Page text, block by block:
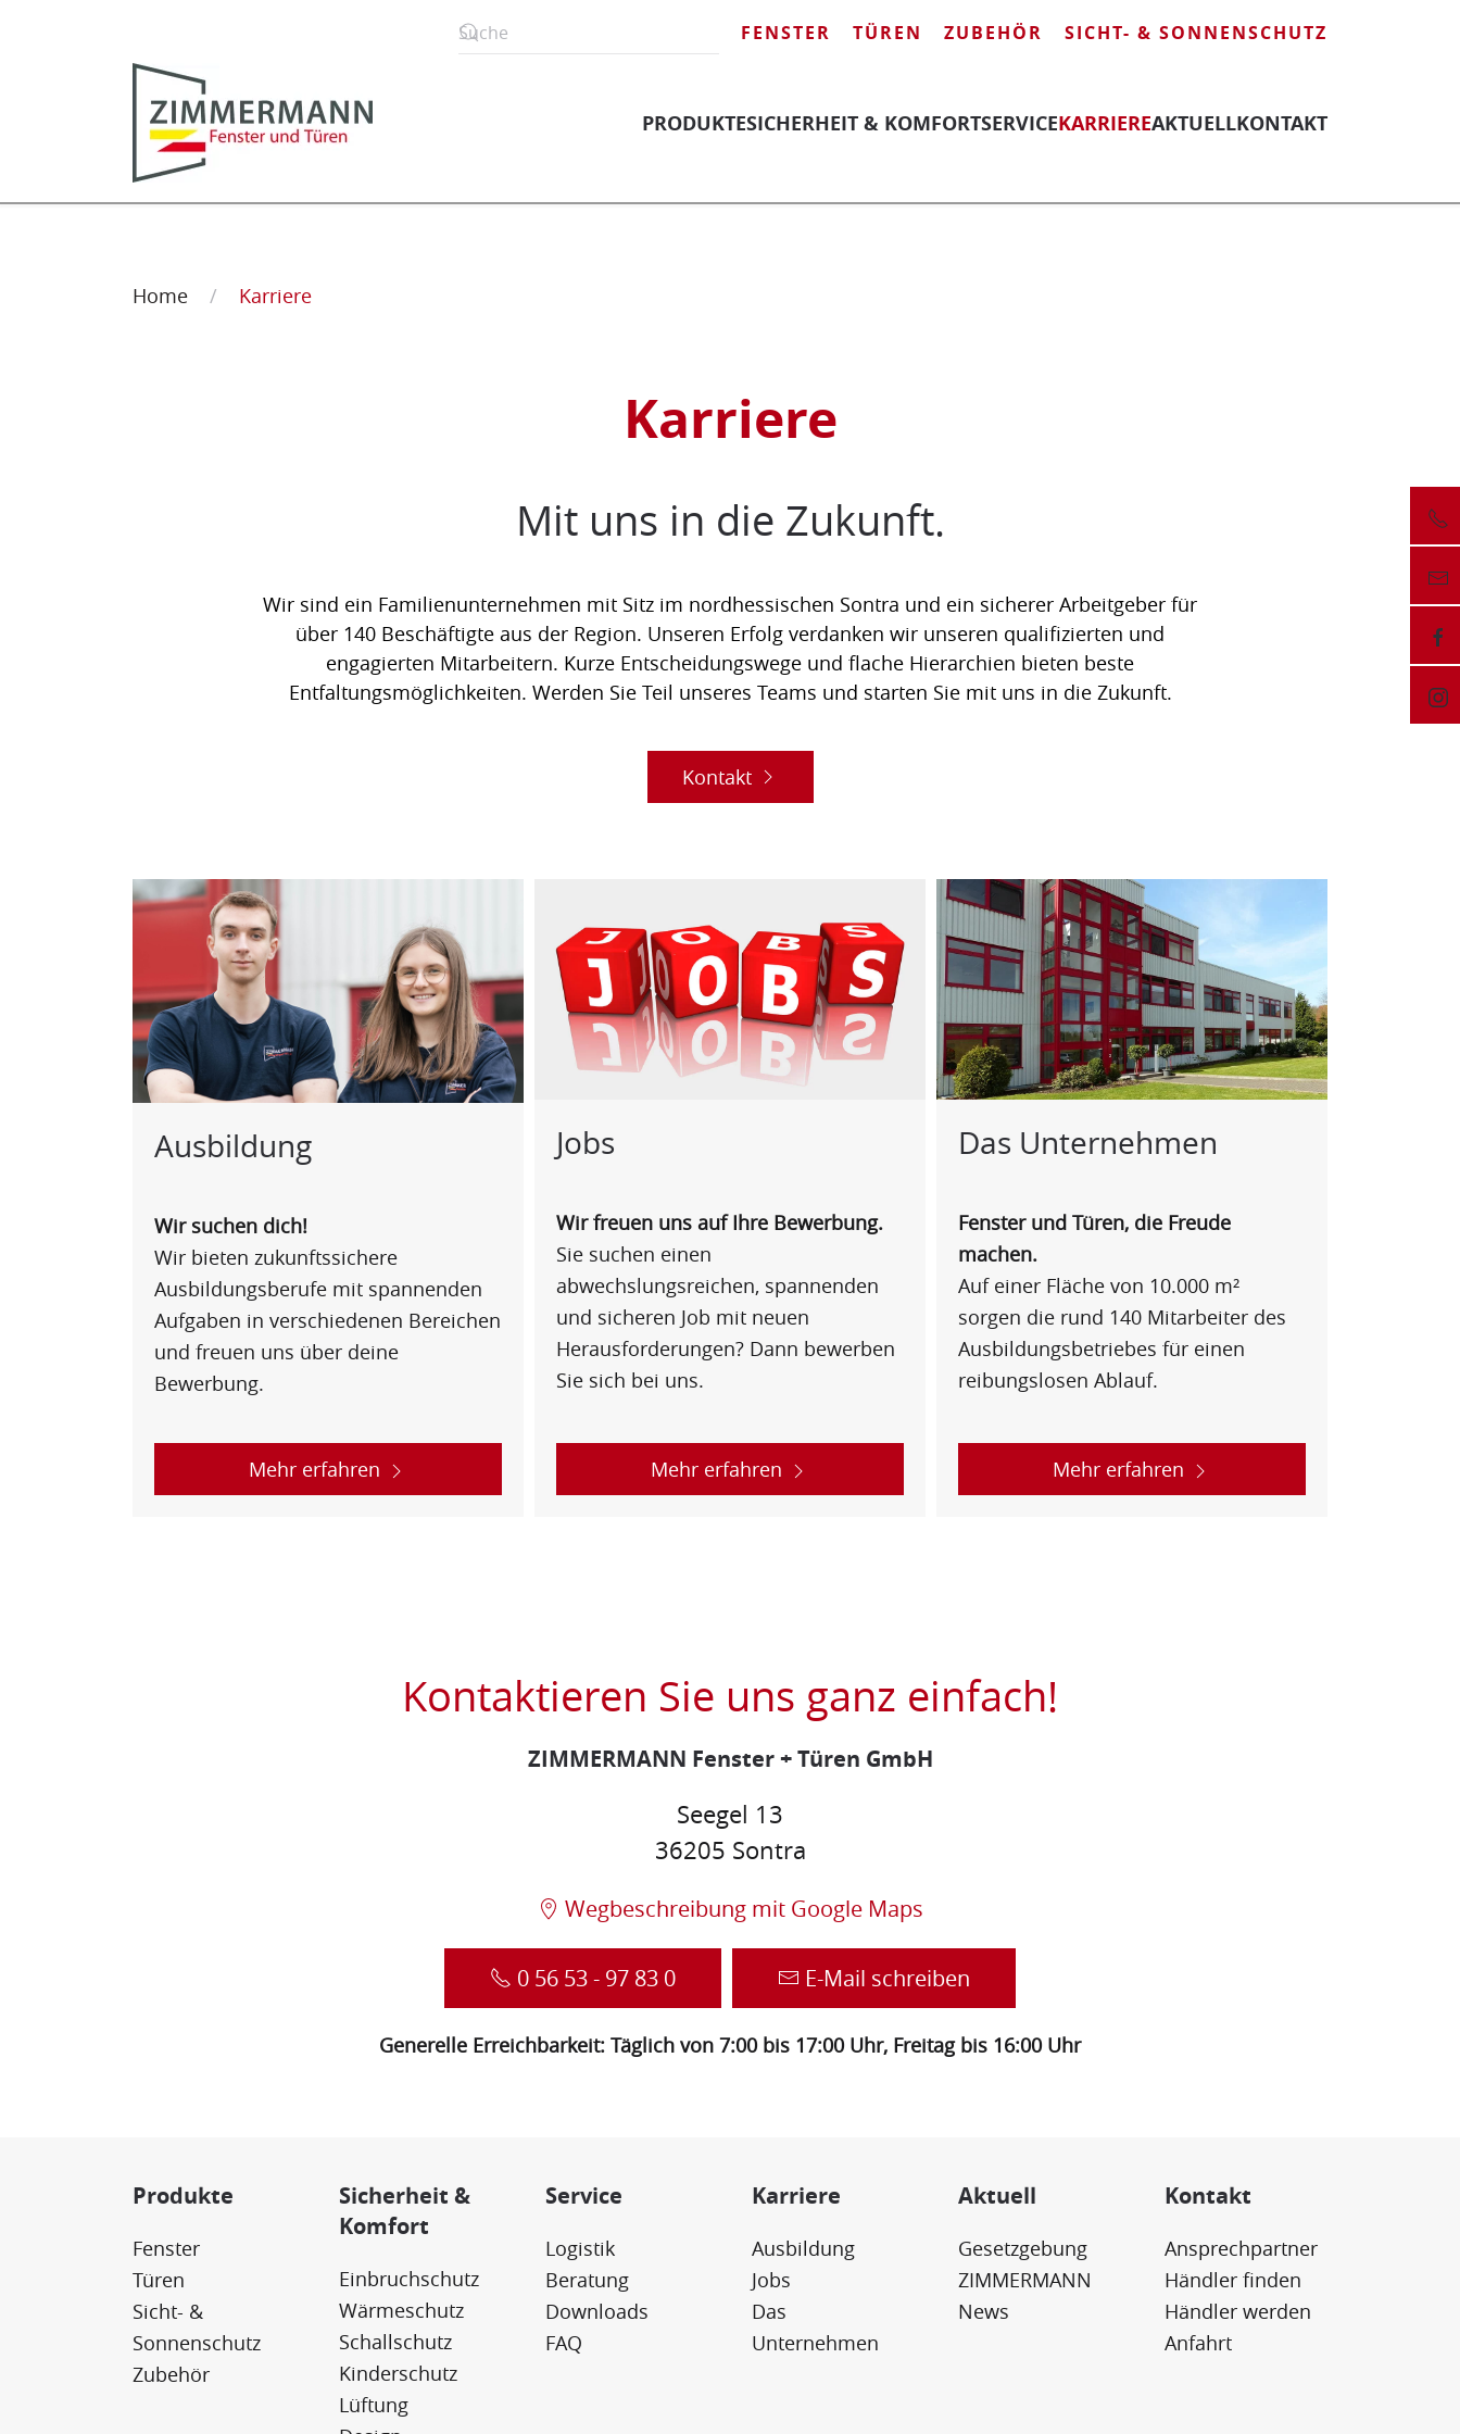
FENSTER TÜREN ZUBEHÖR SICHT- & SONNENSCHUTZ
PRODUKTESICHERHEIT & KOMFORTSERVICEKARRIEREAKTUELLKONTAKT
Home Karriere
Karriere
Mit uns in die Zukunft.
Wir sind ein Familienunternehmen mit Sitz im nordhessischen Sontra und ein sicherer Arbeitgeber für
über 140 Beschäftigte aus der Region. Unseren Erfolg verdanken wir unseren qualifizierten und
engagierten Mitarbeitern. Kurze Entscheidungswege und flache Hierarchien bieten beste
Entfaltungsmöglichkeiten. Werden Sie Teil unseres Teams und starten Sie mit uns in die Zukunft.
Kontakt
Ausbildung
Wir suchen dich!
Wir bieten zukunftssichere
Ausbildungsberufe mit spannenden
Aufgaben in verschiedenen Bereichen
und freuen uns über deine
Bewerbung.
Mehr erfahren
Jobs
Wir freuen uns auf Ihre Bewerbung.
Sie suchen einen
abwechslungsreichen, spannenden
und sicheren Job mit neuen
Herausforderungen? Dann bewerben
Sie sich bei uns.
Mehr erfahren
Das Unternehmen
Fenster und Türen, die Freude
machen.
Auf einer Fläche von 10.000 m²
sorgen die rund 140 Mitarbeiter des
Ausbildungsbetriebes für einen
reibungslosen Ablauf.
Mehr erfahren
Kontaktieren Sie uns ganz einfach!
ZIMMERMANN Fenster + Türen GmbH
Seegel 13
36205 Sontra
Wegbeschreibung mit Google Maps
0 56 53 - 97 83 0 E-Mail schreiben
Generelle Erreichbarkeit: Täglich von 7:00 bis 17:00 Uhr, Freitag bis 16:00 Uhr
Produkte
Fenster
Türen
Sicht- &
Sonnenschutz
Zubehör
Sicherheit &
Komfort
Einbruchschutz
Wärmeschutz
Schallschutz
Kinderschutz
Lüftung
Service
Logistik
Beratung
Downloads
FAQ
Karriere
Ausbildung
Jobs
Das
Unternehmen
Aktuell
Gesetzgebung
ZIMMERMANN
News
Kontakt
Ansprechpartner
Händler finden
Händler werden
Anfahrt